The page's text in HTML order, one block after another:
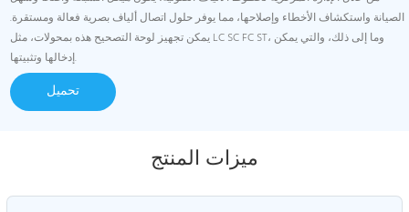
الصيانة واستكشاف الأخطاء وإصلاحها، مما يوفر حلول اتصال ألياف بصرية فعالة ومستقرة.
يمكن تجهيز لوحة التصحيح هذه بمحولات، مثل LC SC FC ST، وما إلى ذلك، والتي يمكن
إدخالها وتثبيتها.
تحميل
ميزات المنتج